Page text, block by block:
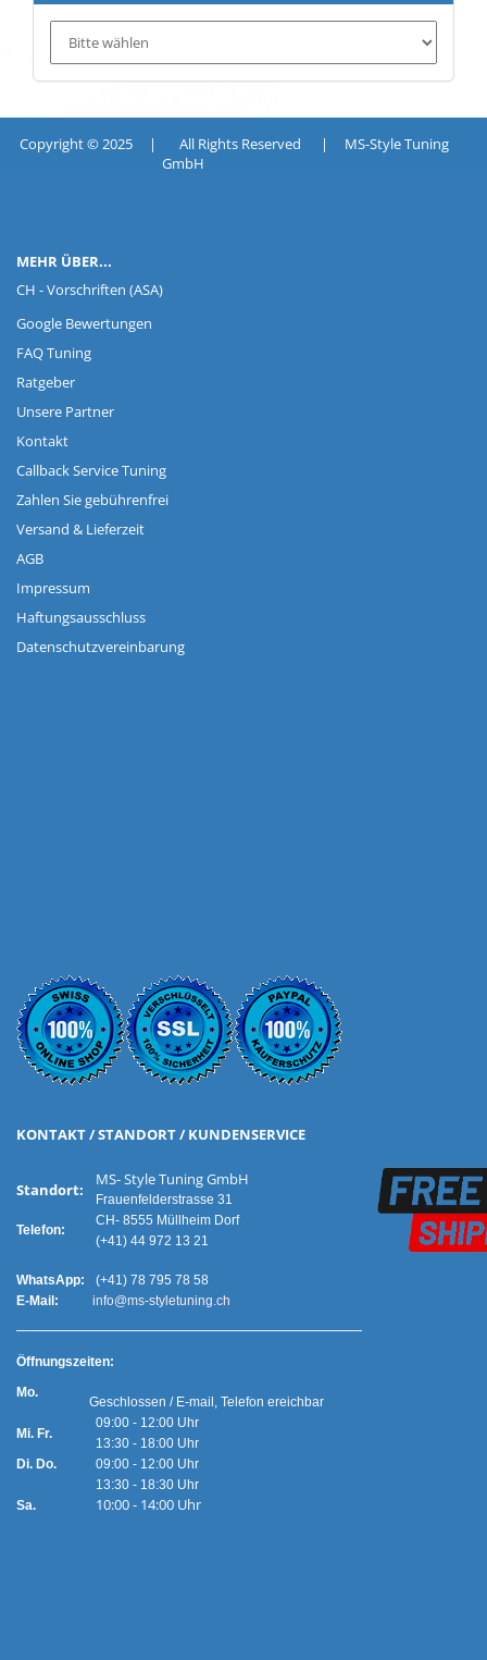
Copyright © 2025 | All Rights Reserved | MS-Style Tuning
GmbH
MEHR ÜBER...
CH - Vorschriften (ASA)
Google Bewertungen
FAQ Tuning
Ratgeber
Unsere Partner
Kontakt
Callback Service Tuning
Zahlen Sie gebührenfrei
Versand & Lieferzeit
AGB
Impressum
Haftungsausschluss
Datenschutzvereinbarung
KONTAKT / STANDORT / KUNDENSERVICE
Standort:
Telefon:
MS- Style Tuning GmbH
Frauenfelderstrasse 31
CH- 8555 Müllheim Dorf
(+41) 44 972 13 21
WhatsApp:
(+41) 78 795 78 58
E-Mail:
info@ms-styletuning.ch
Öffnungszeiten:
Mo.
Mi. Fr.
Geschlossen / E-mail, Telefon ereichbar
09:00 - 12:00 Uhr
13:30 - 18:00 Uhr
Di. Do.
Sa.
09:00 - 12:00 Uhr
13:30 - 18:30 Uhr
10:00 - 14:00 Uhr